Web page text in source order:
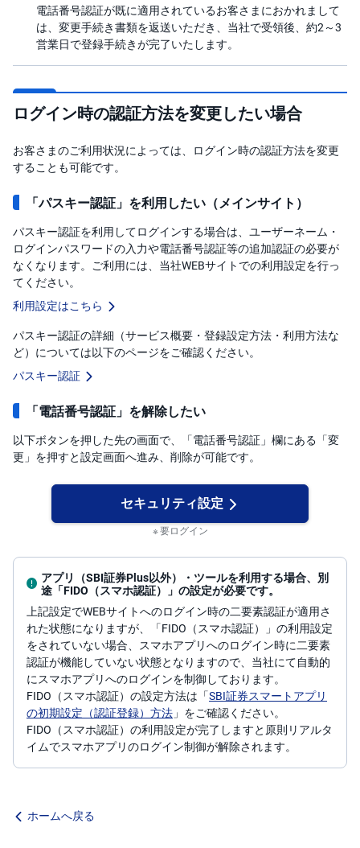
電話番号認証が既に適用されているお客さまにおかれまして
は、変更手続き書類を返送いただき、当社で受領後、約2～3
営業日で登録手続きが完了いたします。
ログイン時の認証方法を変更したい場合
お客さまのご利用状況によっては、ログイン時の認証方法を変更
することも可能です。
「パスキー認証」を利用したい（メインサイト）
パスキー認証を利用してログインする場合は、ユーザーネーム・
ログインパスワードの入力や電話番号認証等の追加認証の必要が
なくなります。ご利用には、当社WEBサイトでの利用設定を行っ
てください。
利用設定はこちら
パスキー認証の詳細（サービス概要・登録設定方法・利用方法な
ど）については以下のページをご確認ください。
パスキー認証
「電話番号認証」を解除したい
以下ボタンを押した先の画面で、「電話番号認証」欄にある「変
更」を押すと設定画面へ進み、削除が可能です。
セキュリティ設定
要ログイン
アプリ（SBI証券Plus以外）・ツールを利用する場合、別
途「FIDO（スマホ認証）」の設定が必要です。
上記設定でWEBサイトへのログイン時の二要素認証が適用さ
れた状態になりますが、「FIDO（スマホ認証）」の利用設定
をされていない場合、スマホアプリへのログイン時に二要素
認証が機能していない状態となりますので、当社にて自動的
にスマホアプリへのログインを制御しております。
FIDO（スマホ認証）の設定方法は「SBI証券スマートアプリ
の初期設定（認証登録）方法 」をご確認ください。
FIDO（スマホ認証）の利用設定が完了しますと原則リアルタ
イムでスマホアプリのログイン制御が解除されます。
ホームへ戻る